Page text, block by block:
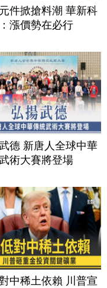
件掀搶料潮 華新科
漲價勢在必行
德 新唐人全球中華
術大賽將登場
中稀土依賴 川普宣